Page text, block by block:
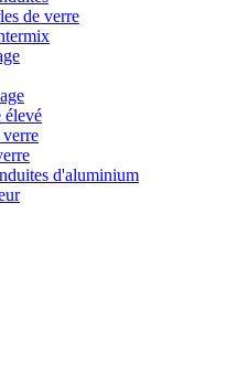
de verre
élevé
verre
d'aluminium